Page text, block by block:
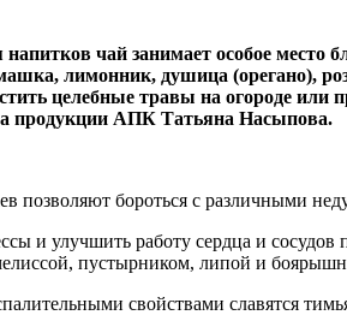
напитков чай занимает особое
лимонник, душица (орегано),
целебные травы на огороде или
продукции АПК Татьяна Насыпова.
позволяют бороться с различными
и улучшить работу сердца и
пустырником, липой и
свойствами славятся